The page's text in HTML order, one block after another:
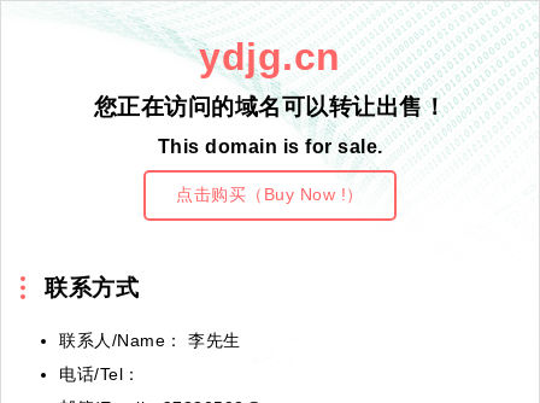
ydjg.cn
您正在访问的域名可以转让出售！
This domain is for sale.
点击购买（Buy Now !）
联系方式
联系人/Name： 李先生
电话/Tel：